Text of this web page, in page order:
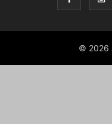
© 2026